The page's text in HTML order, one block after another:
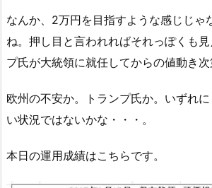
なんか、2万円を目指すような感じじゃ
ね。押し目と言われればそれっぽくも
プ氏が大統領に就任してからの値動き次
欧州の不安か。トランプ氏か。いずれ
い状況ではないかな・・・。
本日の運用成績はこちらです。